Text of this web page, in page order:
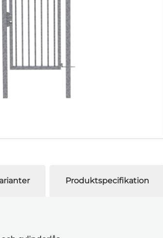
Produktspecifikation